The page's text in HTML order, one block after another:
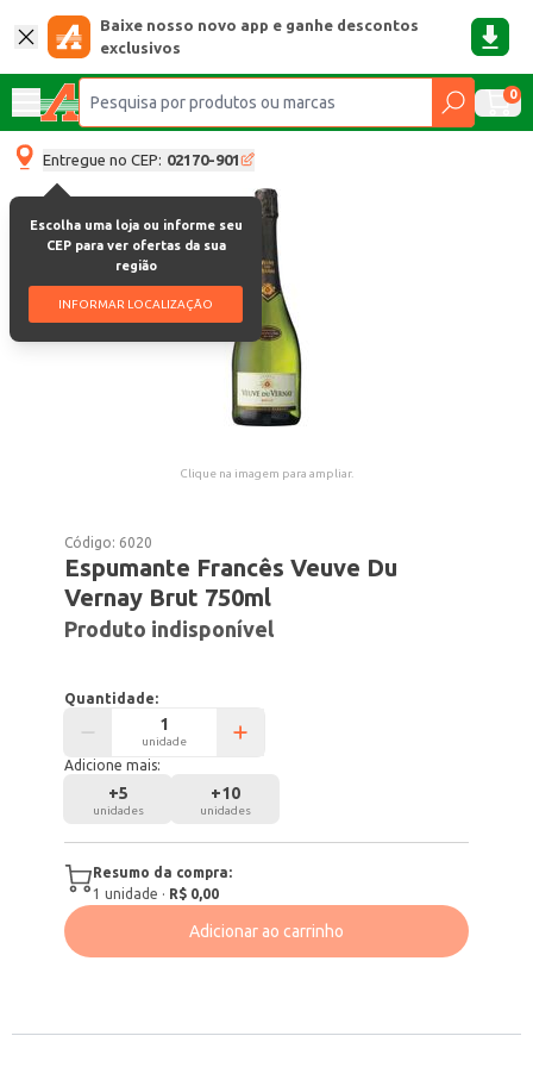
Baixe nosso novo app e ganhe descontos
exclusivos
0
Entregue no CEP: 02170-901
Escolha uma loja ou informe seu
CEP para ver ofertas da sua
região
INFORMAR LOCALIZAÇÃO
Clique na imagem para ampliar.
Código: 6020
Espumante Francês Veuve Du
Vernay Brut 750ml
Produto indisponível
Quantidade:
unidade
Adicione mais:
+5
unidades
+10
unidades
Resumo da compra:
1 unidade · R$ 0,00
Adicionar ao carrinho